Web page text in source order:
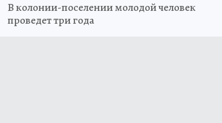
В колонии-поселении молодой человек
проведет три года